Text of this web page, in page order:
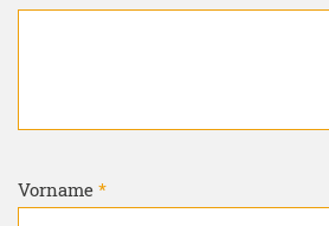
Vorname *